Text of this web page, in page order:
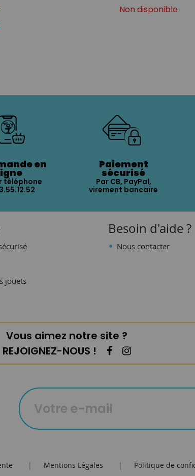
Non disponible
en
téléphone
Paiement
sécurisé
Par CB, PayPal,
virement bancaire
jouets
Besoin d'aide ?
Nous contacter
Vous aimez notre site ?
REJOIGNEZ-NOUS !
| Mentions Légales | Politique de